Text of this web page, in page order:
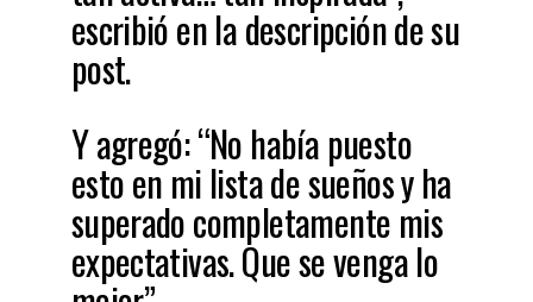
escribió en la descripción de su
post.
Y agregó: “No había puesto
esto en mi lista de sueños y ha
superado completamente mis
expectativas. Que se venga lo